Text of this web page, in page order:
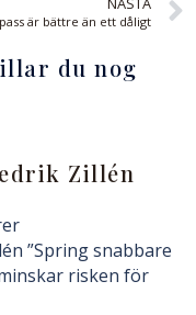
är bättre än ett dåligt
du nog
Zillén
”Spring snabbare
risken för